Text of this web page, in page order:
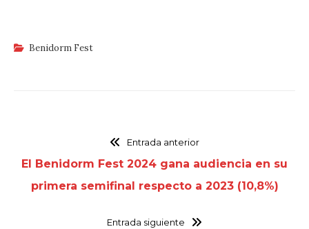
Benidorm Fest
Entrada anterior
El Benidorm Fest 2024 gana audiencia en su
primera semifinal respecto a 2023 (10,8%)
Entrada siguiente